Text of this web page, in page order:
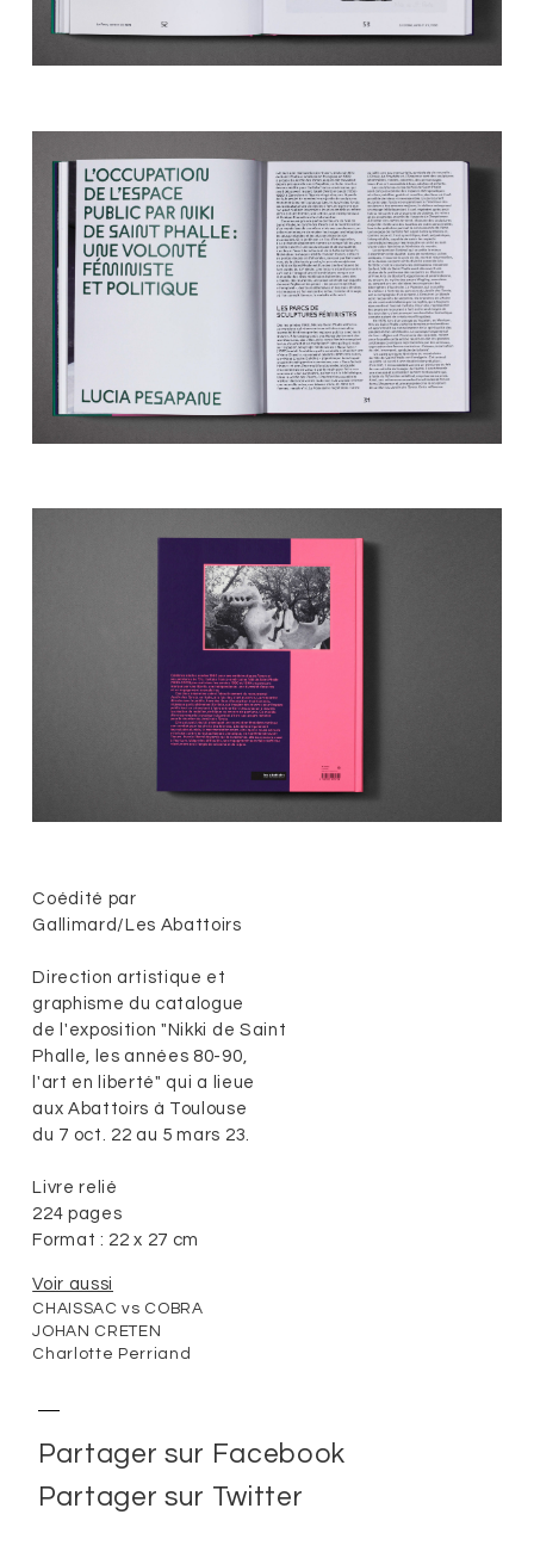
Coédité par
Gallimard/Les Abattoirs
Direction artistique et
graphisme du catalogue
de l'exposition "Nikki de Saint
Phalle, les années 80-90,
l'art en liberté" qui a lieue
aux Abattoirs à Toulouse
du 7 oct. 22 au 5 mars 23.
Livre relié
224 pages
Format : 22 x 27 cm
Voir aussi
CHAISSAC vs COBRA
JOHAN CRETEN
Charlotte Perriand
Partager sur Facebook
Partager sur Twitter